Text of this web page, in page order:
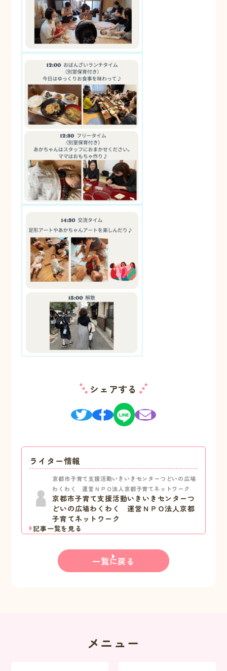
シェアする
ライター情報
京都市子育て支援活動いきいきセンターつどいの広場
わくわく 運営ＮＰＯ法人京都子育てネットワーク
京都市子育て支援活動いきいきセンターつ
どいの広場わくわく 運営ＮＰＯ法人京都
子育てネットワーク
記事一覧を見る
一覧に戻る
メニュー